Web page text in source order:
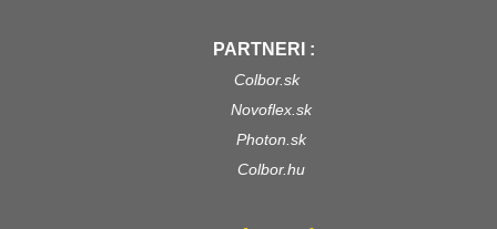
PARTNERI :
Colbor.sk
Novoflex.sk
Photon.sk
Colbor.hu